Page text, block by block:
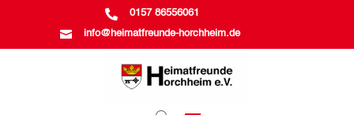
 0157 86556061
 info@heimatfreunde-horchheim.de